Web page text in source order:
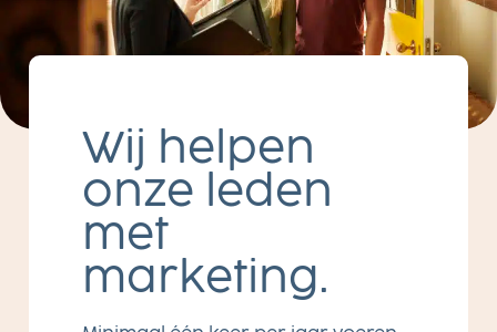
Wij helpen
onze leden
met
marketing.